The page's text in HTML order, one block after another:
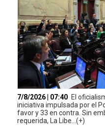
7/8/2026 | 07:40 El
iniciativa impulsada por el
favor y 33 en contra. Sin
requerida, La Libe...(+)